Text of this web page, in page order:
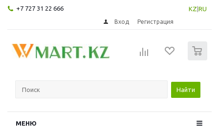
+7 727 31 22 666 KZ RU
Вход Регистрация
Найти
МЕНЮ